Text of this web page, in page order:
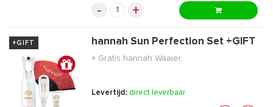
- +
+GIFT hannah Sun Perfection Set +GIFT
+ Gratis hannah Waaier.
Levertijd: direct leverbaar